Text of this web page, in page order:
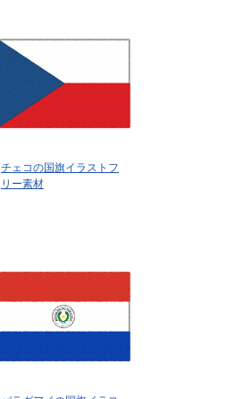
チェコの国旗イラストフ
リー素材